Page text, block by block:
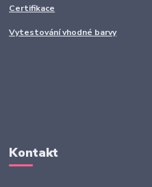
Certifikace
Vytestování vhodné barvy
Kontakt